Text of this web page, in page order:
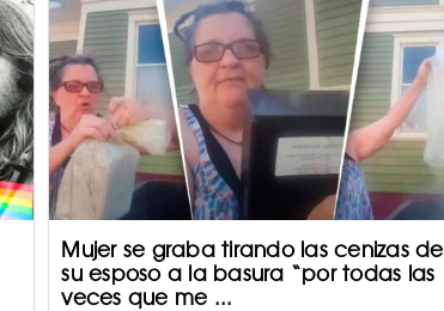
Mujer se graba tirando las cenizas de
su esposo a la basura “por todas las
veces que me ...